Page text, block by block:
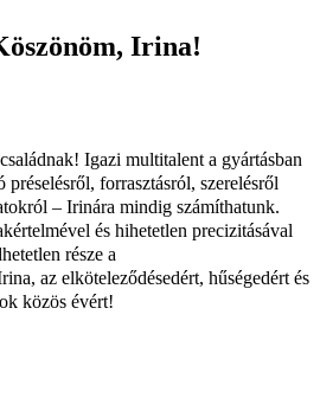
Irina!
Igazi multitalent a gyártásban
préselésről, forrasztásról, szerelésről
– Irinára mindig számíthatunk.
és hihetetlen precizitásával
része a
az elköteleződésedért, hűségedért és
közös évért!